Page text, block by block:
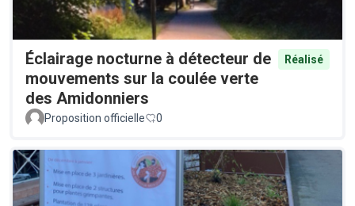
Éclairage nocturne à détecteur de
mouvements sur la coulée verte
des Amidonniers
Réalisé
Proposition officielle 0